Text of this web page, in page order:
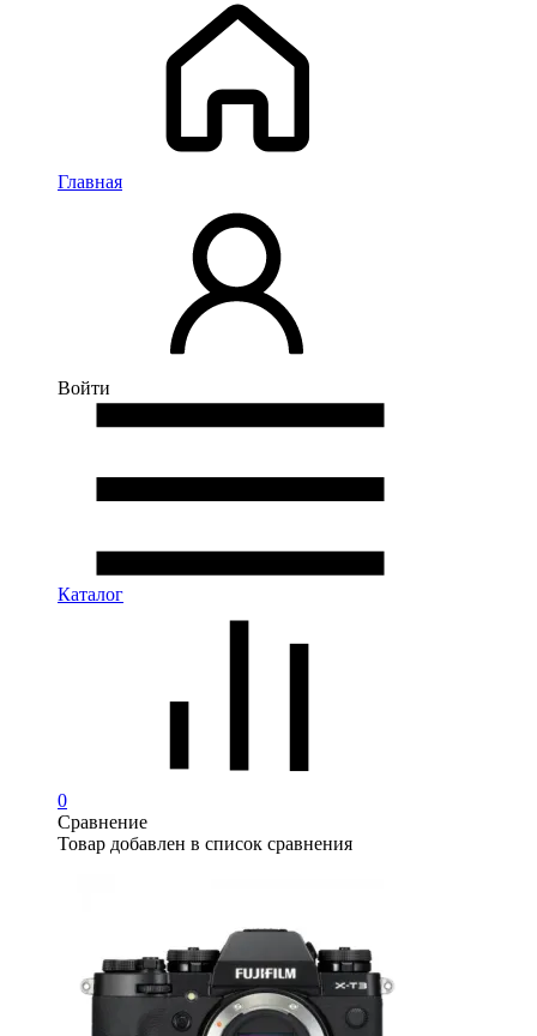
Главная
Войти
Каталог
0
Сравнение
Товар добавлен в список сравнения